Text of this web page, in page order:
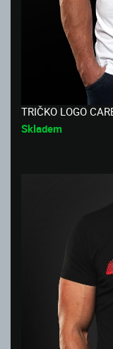
TRIČKO LOGO
Skladem